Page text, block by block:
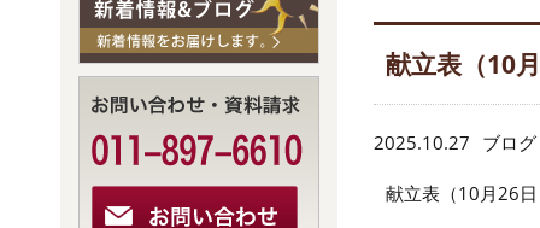
献立表（10
2025.10.27 ブログ
献立表（10月26